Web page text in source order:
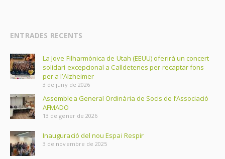
ENTRADES RECENTS
La Jove Filharmònica de Utah (EEUU) oferirà un concert
solidari excepcional a Calldetenes per recaptar fons
per a l’Alzheimer
3 de juny de 2026
Assemblea General Ordinària de Socis de l’Associació
AFMADO
13 de gener de 2026
Inauguració del nou Espai Respir
3 de novembre de 2025